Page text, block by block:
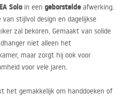
Soloin een geborstelde afwerking.
stijlvol design en dagelijkse
zal bekoren. Gemaakt van solide
niet alleen het
maar zorgt hij ook voor
voor vele jaren.
het gemakkelijk om handdoeken of